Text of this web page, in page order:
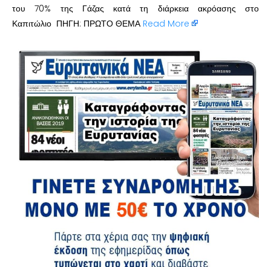
του 70% της Γάζας κατά τη διάρκεια ακρόασης στο
Καπιτώλιο ΠΗΓΗ: ΠΡΩΤΟ ΘΕΜΑ Read More